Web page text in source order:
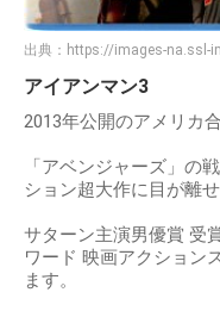
出典： https://images-na.ssl-
アイアンマン3
2013年公開のアメリカ
「アベンジャーズ」の
ション超大作に目が離せ
サターン主演男優賞 受
ワード 映画アクション
ます。